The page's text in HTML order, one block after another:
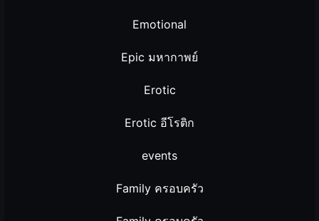
Emotional
Epic มหากาพย์
Erotic
Erotic อีโรติก
events
Family ครอบครัว